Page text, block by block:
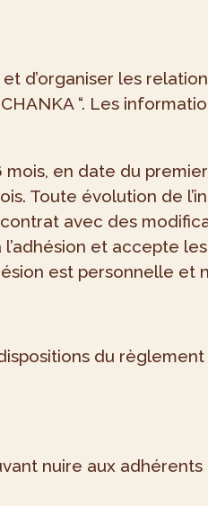
d’organiser les
“. Les
en date du
Toute évolution de
avec des
et accepte
est personnelle et
du
nuire aux